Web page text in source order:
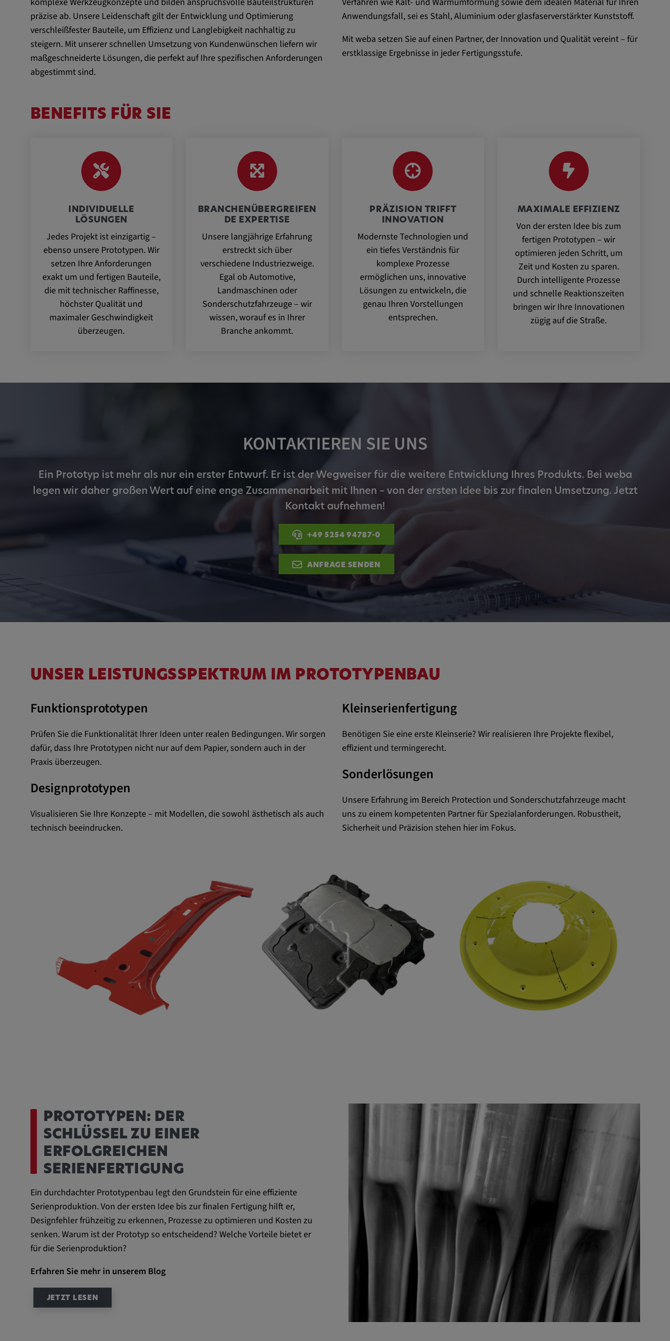
präzise ab. Unsere Leidenschaft gilt der Entwicklung und Optimierung
verschleißfester Bauteile, um Effizienz und Langlebigkeit nachhaltig zu
steigern. Mit unserer schnellen Umsetzung von Kundenwünschen liefern wir
maßgeschneiderte Lösungen, die perfekt auf Ihre spezifischen Anforderungen
abgestimmt sind.
Anwendungsfall, sei es Stahl, Aluminium oder glasfaserverstärkter Kunststoff.
Mit weba setzen Sie auf einen Partner, der Innovation und Qualität vereint – für
erstklassige Ergebnisse in jeder Fertigungsstufe.
BENEFITS FÜR SIE
INDIVIDUELLE
LÖSUNGEN
Jedes Projekt ist einzigartig –
ebenso unsere Prototypen. Wir
setzen Ihre Anforderungen
exakt um und fertigen Bauteile,
die mit technischer Raffinesse,
höchster Qualität und
maximaler Geschwindigkeit
überzeugen.
BRANCHENÜBERGREIFEN
DE EXPERTISE
Unsere langjährige Erfahrung
erstreckt sich über
verschiedene Industriezweige.
Egal ob Automotive,
Landmaschinen oder
Sonderschutzfahrzeuge – wir
wissen, worauf es in Ihrer
Branche ankommt.
PRÄZISION TRIFFT
INNOVATION
Modernste Technologien und
ein tiefes Verständnis für
komplexe Prozesse
ermöglichen uns, innovative
Lösungen zu entwickeln, die
genau Ihren Vorstellungen
entsprechen.
MAXIMALE EFFIZIENZ
Von der ersten Idee bis zum
fertigen Prototypen – wir
optimieren jeden Schritt, um
Zeit und Kosten zu sparen.
Durch intelligente Prozesse
und schnelle Reaktionszeiten
bringen wir Ihre Innovationen
zügig auf die Straße.
KONTAKTIEREN SIE UNS
Ein Prototyp ist mehr als nur ein erster Entwurf. Er ist der Wegweiser für die weitere Entwicklung Ihres Produkts. Bei weba
legen wir daher großen Wert auf eine enge Zusammenarbeit mit Ihnen – von der ersten Idee bis zur finalen Umsetzung. Jetzt
Kontakt aufnehmen!
+49 5254 94787-0
ANFRAGE SENDEN
UNSER LEISTUNGSSPEKTRUM IM PROTOTYPENBAU
Funktionsprototypen
Prüfen Sie die Funktionalität Ihrer Ideen unter realen Bedingungen. Wir sorgen
dafür, dass Ihre Prototypen nicht nur auf dem Papier, sondern auch in der
Praxis überzeugen.
Designprototypen
Visualisieren Sie Ihre Konzepte – mit Modellen, die sowohl ästhetisch als auch
technisch beeindrucken.
Kleinserienfertigung
Benötigen Sie eine erste Kleinserie? Wir realisieren Ihre Projekte flexibel,
effizient und termingerecht.
Sonderlösungen
Unsere Erfahrung im Bereich Protection und Sonderschutzfahrzeuge macht
uns zu einem kompetenten Partner für Spezialanforderungen. Robustheit,
Sicherheit und Präzision stehen hier im Fokus.
PROTOTYPEN: DER
SCHLÜSSEL ZU EINER
ERFOLGREICHEN
SERIENFERTIGUNG
Ein durchdachter Prototypenbau legt den Grundstein für eine effiziente
Serienproduktion. Von der ersten Idee bis zur finalen Fertigung hilft er,
Designfehler frühzeitig zu erkennen, Prozesse zu optimieren und Kosten zu
senken. Warum ist der Prototyp so entscheidend? Welche Vorteile bietet er
für die Serienproduktion?
Erfahren Sie mehr in unserem Blog
JETZT LESEN
Externe Medien
Notwendig, um Inhalte von externen Medien-Plattformen
anzuzeigen.
Google Maps
Anbieter: google.com
und sonstige Informationen des Nutzers
Cookie Laufzeit: 3 Tage
Youtube
yt.innertube::nextId, yt.innertube::requests, yt-
remote-cast-installed, yt-remote-connected-
devices, yt-remote-device-id, yt-remote-fast-
check-period, yt-remote-session-app, yt-
remote-session-name, IDE, LOGIN_INFO,
PREF, LOGIN_INFO, PREF,
SEARCH_SAMESITE, OGPC, OTZ, NID,
1P_JAR, DSID, APISID, HSID, SSID, SID,
SAPISID, SIDCC, yt-player-headers-
beheben. YSC wird von YouTube verwendet,
um Nutzereingaben zu speichern und sie den
Cookie Laufzeit: 1 Jahr
_mkto_trk, singular_device_id, _vis_opt_s,
_vis_opt_exp_140_combi, _vwo_ds, _uetvid,
ajs_anonymous_id, _vwo_uuid,
Anbieter: matterport.com
eingebetteten Drittanbieter-Tool gesetzt und
dienen der Analyse von
Benutzerinteraktionen, der Verfolgung des
Verhaltens auf verschiedenen Websites
und/oder der Bereitstellung personalisierter
Alle externe Medien
Name: Externe Medien
Statistik Cookies sammeln anonyme Informationen über das
Nutzerverhalten. Diese Informationen helfen uns, das Verhalten
unserer Nutzer auf unserer Webseite besser zu verstehen.
_pk_id.*, _pk_ses.*
Name: _pk_id.*, _pk_ses.*
Google LLC